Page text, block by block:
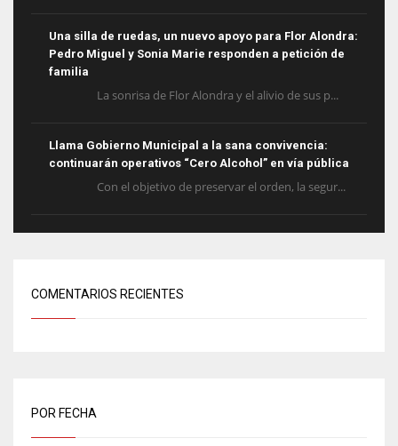
Una silla de ruedas, un nuevo apoyo para Flor Alondra:
Pedro Miguel y Sonia Marie responden a petición de
familia
La sonrisa de Flor Alondra y el alivio de sus p...
Llama Gobierno Municipal a la sana convivencia:
continuarán operativos “Cero Alcohol” en vía pública
Con el objetivo de preservar el orden, la segur...
COMENTARIOS RECIENTES
POR FECHA